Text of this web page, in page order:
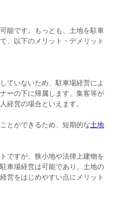
能です。もっとも、土地を駐車
、以下のメリット・デメリット
ていないため、駐車場経営によ
ーの下に帰属します。集客等が
経営の場合といえます。
とができるため、短期的な土地
ですが、狭小地や法律上建物を
車場経営は可能であり、土地の
営をはじめやすい点にメリット